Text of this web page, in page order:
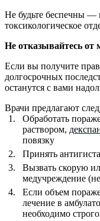
Не будьте беспечны —
токсикологическое
Не отказывайтесь
Если вы получите
долгосрочных
останутся с вами
Врачи предлагают
1.
Обработать
раствором,
повязку
2.
Принять
3.
Вызвать скорую
медучреждение
4.
Если объем
лечение в
необходимо